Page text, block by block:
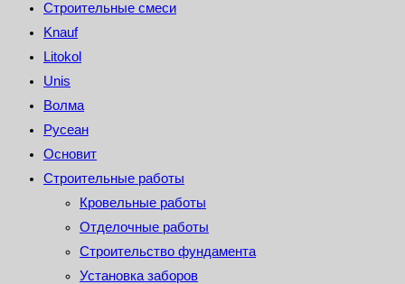
Строительные смеси
Knauf
Litokol
Unis
Волма
Русеан
Основит
Строительные работы
Кровельные работы
Отделочные работы
Строительство фундамента
Установка заборов